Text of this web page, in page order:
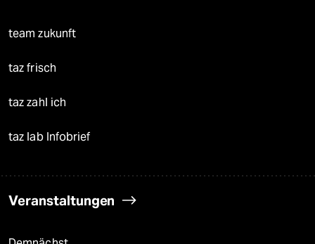
team zukunft
taz frisch
taz zahl ich
taz lab Infobrief
Veranstaltungen